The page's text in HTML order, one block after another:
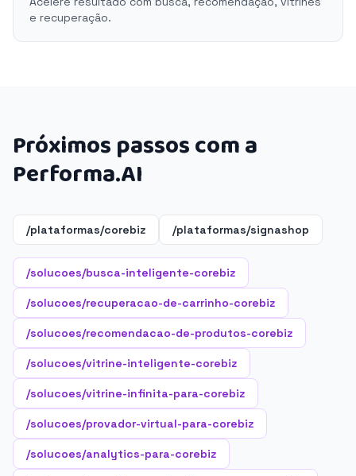
e recuperação.
Próximos passos com a
Performa.AI
/plataformas/corebiz /plataformas/signashop
/solucoes/busca-inteligente-corebiz
/solucoes/recuperacao-de-carrinho-corebiz
/solucoes/recomendacao-de-produtos-corebiz
/solucoes/vitrine-inteligente-corebiz
/solucoes/vitrine-infinita-para-corebiz
/solucoes/provador-virtual-para-corebiz
/solucoes/analytics-para-corebiz